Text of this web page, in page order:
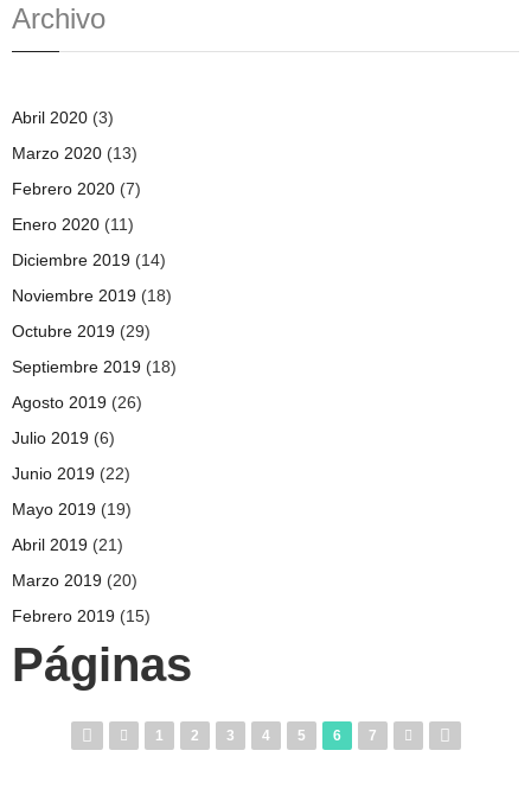
Archivo
Abril 2020 (3)
Marzo 2020 (13)
Febrero 2020 (7)
Enero 2020 (11)
Diciembre 2019 (14)
Noviembre 2019 (18)
Octubre 2019 (29)
Septiembre 2019 (18)
Agosto 2019 (26)
Julio 2019 (6)
Junio 2019 (22)
Mayo 2019 (19)
Abril 2019 (21)
Marzo 2019 (20)
Febrero 2019 (15)
Páginas
1 2 3 4 5 6 7